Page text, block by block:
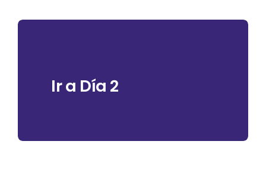
Ir a Día 2